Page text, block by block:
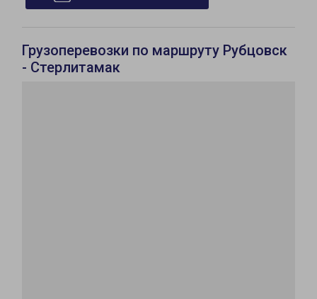
Грузоперевозки по маршруту Рубцовск
- Стерлитамак